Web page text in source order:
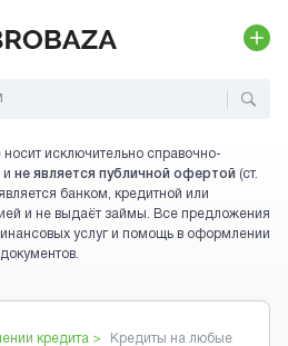
исключительно справочно-
и не является публичной офертой (ст.
банком, кредитной или
и не выдаёт займы. Все предложения
услуг и помощь в оформлении
документов.
кредита >
Кредиты на любые